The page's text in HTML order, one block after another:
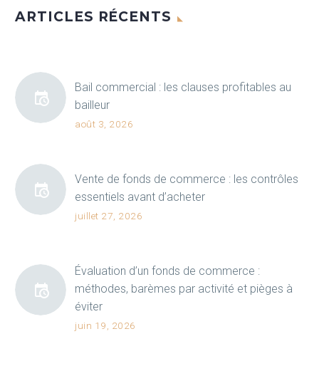
ARTICLES RÉCENTS
Bail commercial : les clauses profitables au
bailleur
août 3, 2026
Vente de fonds de commerce : les contrôles
essentiels avant d’acheter
juillet 27, 2026
Évaluation d’un fonds de commerce :
méthodes, barèmes par activité et pièges à
éviter
juin 19, 2026